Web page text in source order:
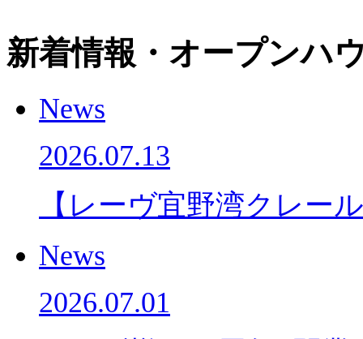
新着情報・オープンハ
News
2026.07.13
【レーヴ宜野湾クレー
News
2026.07.01